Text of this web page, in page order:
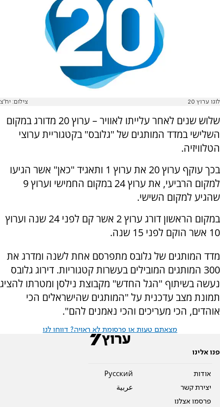
לוגו ערוץ 20 צילום: יח"צ
שלוש שנים לאחר עלייתו לאוויר – ערוץ 20 מדורג במקום
השלישי במדד המותגים של "גלובס" בקטגוריית ערוצי
הטלוויזיה.
בכך עוקף ערוץ 20 את ערוץ 1 ותאגיד "כאן" אשר הגיעו
למקום הרביעי, את ערוץ 24 במקום החמישי וערוץ 9
שהגיע למקום השישי.
במקום הראשון דורג ערוץ 2 אשר קם לפני 24 שנה וערוץ
10 אשר הוקם לפני 15 שנה.
מדד המותגים של גלובס מתפרסם אחת לשנה ומדרג את
300 המותגים המובילים בעשרות קטגוריות. דירוג גלובס
נעשה בשיתוף "הגל החדש" מקבוצת נילסן ומטרתו להציג
תמונת מצב עדכנית על "המותגים שהישראלים הכי
אוהדים, הכי מעריכים והכי נאמנים להם".
מצאתם טעות או פרסומת לא ראויה? דווחו לנו
פנו אלינו
אודות
יצירת קשר
פרסמו אצלנו
Pусский
عربية